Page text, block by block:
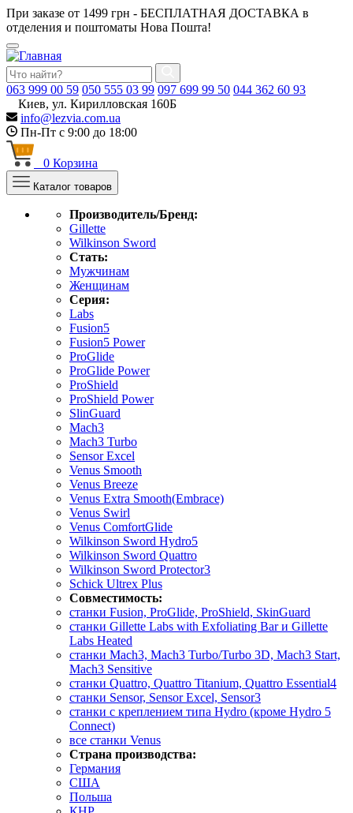
При заказе от 1499 грн - БЕСПЛАТНАЯ ДОСТАВКА в
отделения и поштоматы Нова Пошта!
063 999 00 59 050 555 03 99 097 699 99 50 044 362 60 93
Киев, ул. Кирилловская 160Б
info@lezvia.com.ua
Пн-Пт с 9:00 до 18:00
0 Корзина
Каталог товаров
Производитель/Бренд:
Gillette
Wilkinson Sword
Стать:
Мужчинам
Женщинам
Серия:
Labs
Fusion5
Fusion5 Power
ProGlide
ProGlide Power
ProShield
ProShield Power
SlinGuard
Mach3
Mach3 Turbo
Sensor Excel
Venus Smooth
Venus Breeze
Venus Extra Smooth(Embrace)
Venus Swirl
Venus ComfortGlide
Wilkinson Sword Hydro5
Wilkinson Sword Quattro
Wilkinson Sword Protector3
Schick Ultrex Plus
Совместимость:
станки Fusion, ProGlide, ProShield, SkinGuard
станки Gillette Labs with Exfoliating Bar и Gillette
Labs Heated
станки Mach3, Mach3 Turbo/Turbo 3D, Mach3 Start,
Mach3 Sensitive
станки Quattro, Quattro Titanium, Quattro Essential4
станки Sensor, Sensor Excel, Sensor3
станки с креплением типа Hydro (кроме Hydro 5
Connect)
все станки Venus
Страна производства:
Германия
США
Польша